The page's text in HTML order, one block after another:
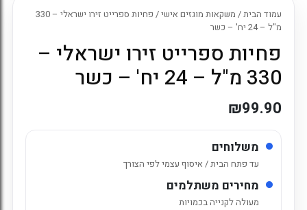
עמוד הבית/ משקאות מוגזים אישי
/ פחיות ספרייט זירו ישראלי – 330
מ"ל – 24 יח' – כשר
פחיות ספרייט זירו ישראלי –
330 מ"ל – 24 יח' – כשר
₪99.90
משלוחים
עד פתח הבית / איסוף עצמי לפי הצורך
מחירים משתלמים
מעולה לקנייה בכמויות